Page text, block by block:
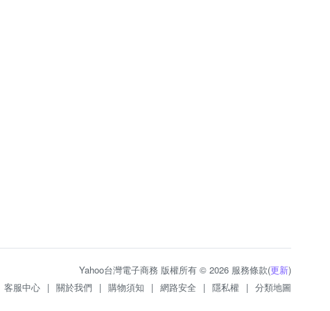
Yahoo台灣電子商務 版權所有 © 2026 服務條款(更新)
客服中心 | 關於我們 | 購物須知 | 網路安全 | 隱私權 | 分類地圖